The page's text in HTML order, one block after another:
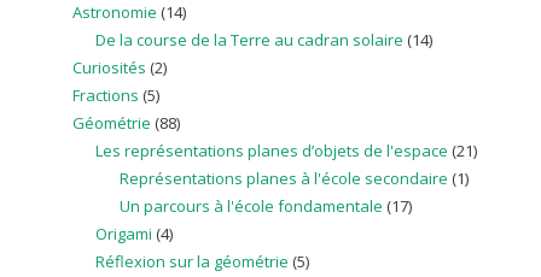
Astronomie (14)
De la course de la Terre au cadran solaire (14)
Curiosités (2)
Fractions (5)
Géométrie (88)
Les représentations planes d’objets de l'espace (21)
Représentations planes à l'école secondaire (1)
Un parcours à l'école fondamentale (17)
Origami (4)
Réflexion sur la géométrie (5)